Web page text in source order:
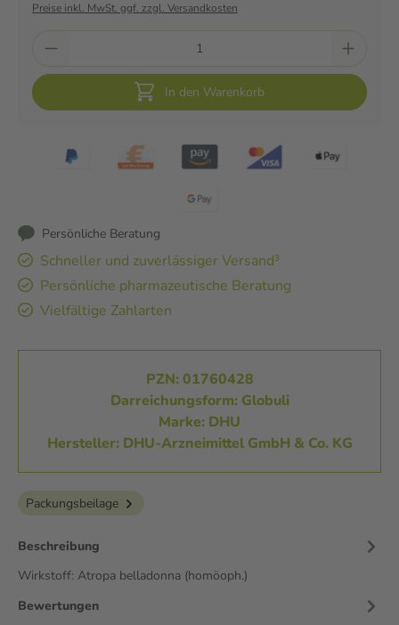
Preise inkl. MwSt. ggf. zzgl. Versandkosten
In den Warenkorb
Persönliche Beratung
Schneller und zuverlässiger Versand³
Persönliche pharmazeutische Beratung
Vielfältige Zahlarten
PZN: 01760428
Darreichungsform: Globuli
Marke: DHU
Hersteller: DHU-Arzneimittel GmbH & Co. KG
Packungsbeilage
Beschreibung
Wirkstoff: Atropa belladonna (homöoph.)
Bewertungen